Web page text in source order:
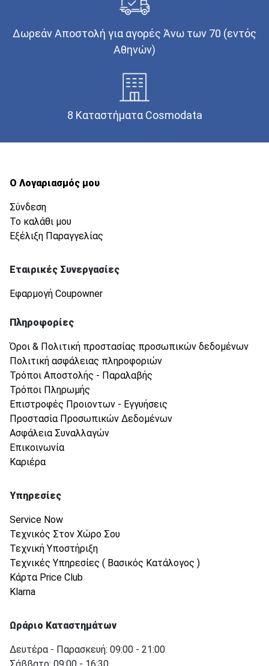
Δωρεάν Αποστολή για αγορές Άνω των 70 (εντός
Αθηνών)
8 Καταστήματα Cosmodata
Ο Λογαριασμός μου
Σύνδεση
Το καλάθι μου
Εξέλιξη Παραγγελίας
Εταιρικές Συνεργασίες
Εφαρμογή Coupowner
Πληροφορίες
Όροι & Πολιτική προστασίας προσωπικών δεδομένων
Πολιτική ασφάλειας πληροφοριών
Τρόποι Αποστολής - Παραλαβής
Τρόποι Πληρωμής
Επιστροφές Προιοντων - Εγγυήσεις
Προστασία Προσωπικών Δεδομένων
Ασφάλεια Συναλλαγών
Επικοινωνία
Καριέρα
Υπηρεσίες
Service Now
Τεχνικός Στον Χώρο Σου
Τεχνική Υποστήριξη
Τεχνικές Υπηρεσίες ( Βασικός Κατάλογος )
Κάρτα Price Club
Klarna
Ωράριο Καταστημάτων
Δευτέρα - Παρασκευή: 09:00 - 21:00